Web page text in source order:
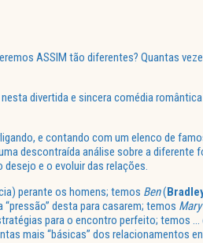
ASSIM tão diferentes? Quantas
divertida e sincera comédia
e contando com um elenco de
descontraída análise sobre a diferente
e o evoluir das relações.
perante os homens; temos Ben(
“pressão” desta para casarem; temos Mary
para o encontro perfeito; temos
mais “básicas” dos relacionamentos